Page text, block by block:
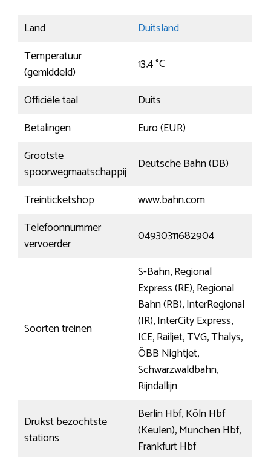
Land
Duitsland
Temperatuur
(gemiddeld)
13,4 °C
Officiële taal
Duits
Betalingen
Euro (EUR)
Grootste
spoorwegmaatschappij
Deutsche Bahn (DB)
Treinticketshop
www.bahn.com
Telefoonnummer
vervoerder
04930311682904
Soorten treinen
S-Bahn, Regional
Express (RE), Regional
Bahn (RB), InterRegional
(IR), InterCity Express,
ICE, Railjet, TVG, Thalys,
ÖBB Nightjet,
Schwarzwaldbahn,
Rijndallijn
Drukst bezochtste
stations
Berlin Hbf, Köln Hbf
(Keulen), München Hbf,
Frankfurt Hbf